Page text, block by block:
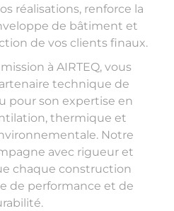
réalisations, renforce la
de bâtiment et
de vos clients finaux.
à AIRTEQ, vous
technique de
pour son expertise en
thermique et
Notre
avec rigueur et
chaque construction
de performance et de